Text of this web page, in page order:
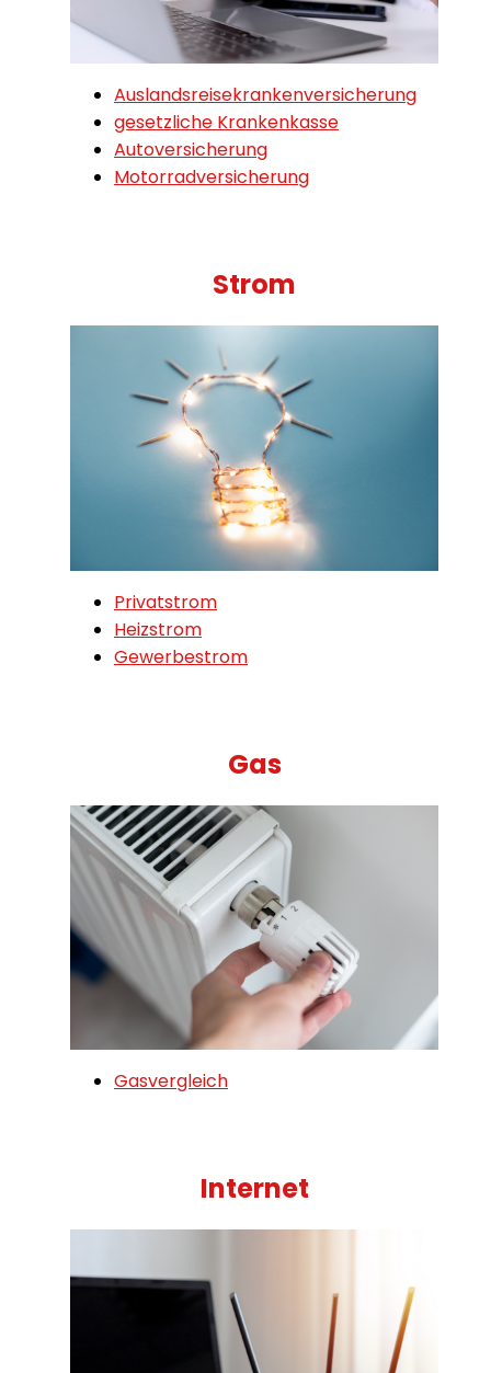
Auslandsreisekrankenversicherung
gesetzliche Krankenkasse
Autoversicherung
Motorradversicherung
Strom
Privatstrom
Heizstrom
Gewerbestrom
Gas
Gasvergleich
Internet